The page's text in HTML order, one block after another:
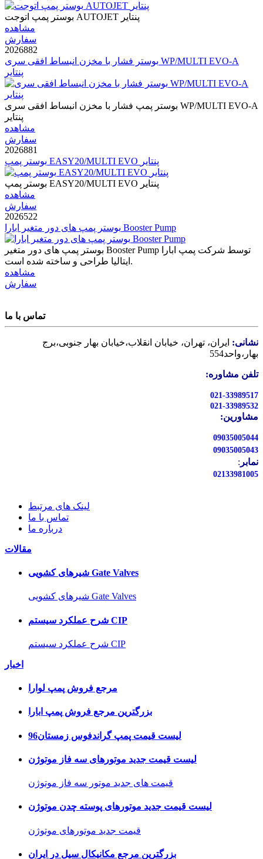
بوستر پمپ اتوجت AUTOJET پنتایر
مشاهده
سفارش
2026882
بوستر فشار با مخزن انبساط افقی سری WP/MULTI EVO-A
پنتایر
بوستر پمپ فشار با مخزن انبساط افقی سری WP/MULTI EVO-A
پنتایر
مشاهده
سفارش
2026881
بوستر پمپ EASY20/MULTI EVO پنتایر
بوستر پمپ EASY20/MULTI EVO پنتایر
مشاهده
سفارش
2026522
بوستر پمپ های دور متغیر ابارا Booster Pump
بوستر پمپ های دور متغیر Booster Pump توسط شرکت پمپ ابارا
ایتالیا طراحی و ساخته شده است.
مشاهده
سفارش
تماس با ما
نشانی: ایران، تهران، خیابان انقلاب،خیابان بهار جنوبی،برج
بهار،واحد554
تلفن مشاوره:
021-33989517
021-33989532
مشاورین:
09035005044
09035005043
نمابر :
02133981005
لینک های مرتبط
تماس با ما
درباره ما
مقالات
شیرهای کشویی Gate Valves
شیرهای کشویی Gate Valves
شرح عملکرد سیستم CIP
شرح عملکرد سیستم CIP
اخبار
مرجع فروش پمپ لوارا
بزرگترین مرجع فروش پمپ ابارا
لیست قیمت پمپ گراندفوس زمستان96
لیست قیمت جدید موتورهای سه فاز موتوژن
قیمت های جدید موتور سه فاز موتوژن
لیست قیمت جدید موتورهای پوسته چدن موتوژن
قیمت جدید موتورهای موتوژن
بزرگترین مرجع مکانیکال سیل در ایران